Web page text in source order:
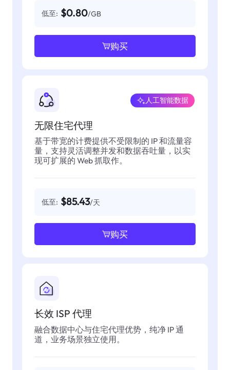
低至: $0.80/GB
购买
无限住宅代理
人工智能数据
基于带宽的计费提供不受限制的 IP 和流量容
量，支持灵活调整并发和数据吞吐量，以实
现可扩展的 Web 抓取作。
低至: $85.43/天
购买
长效 ISP 代理
融合数据中心与住宅代理优势，纯净 IP 通
道，业务场景独立使用。